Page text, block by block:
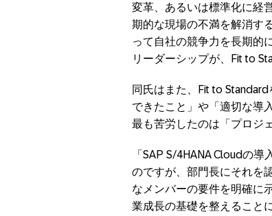
変革、あるいは標準化に経
期的な現場の不満を解消す
って自社の競争力を長期的
リーダーシップが、Fit to
同氏はまた、Fit to
できたこと」や「適切な導
最も苦労したのは「プロジ
「SAP S/4HANA Cloudの
のですが、部門長にそれを
なメンバーの要件を明確に
業成長の基礎を整えること